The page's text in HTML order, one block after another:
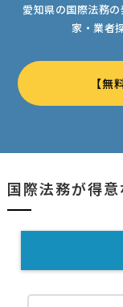
愛知県の国際法務の
家・業者
【
国際法務が得